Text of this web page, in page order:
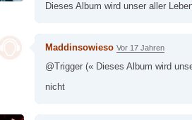
Dieses Album wird unser aller
Maddinsowieso Vor 17 Jahren
@Trigger (« Dieses Album wird
nicht